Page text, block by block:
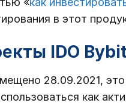
в этот
IDO
28.09.2021,
как